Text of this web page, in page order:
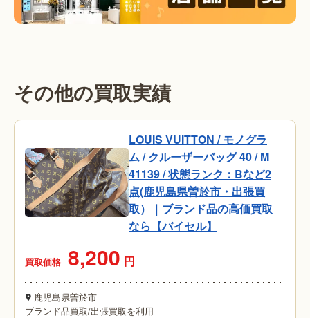
その他の買取実績
LOUIS VUITTON / モノグラ
ム / クルーザーバッグ 40 / M
41139 / 状態ランク：Bなど2
点(鹿児島県曽於市・出張買
取）｜ブランド品の高価買取
なら【バイセル】
買取価格 8,200 円
鹿児島県曽於市
ブランド品買取/出張買取を利用